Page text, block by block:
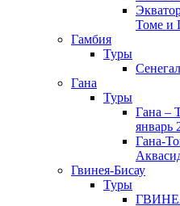
Томе и
Гамбия
Туры
Гана
Туры
Гана –
январь
Гана-
Гвинея-Бисау
Туры